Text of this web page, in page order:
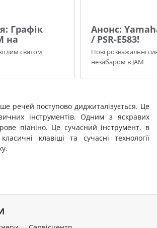
Графік
на
2026!святом
Анонс:
/ PSR-E583!
Нові розважальні
незабаром в JAM
речей поступово диджиталізується. Це
інструментів. Одним з яскравих
піаніно. Це сучасний інструмент, в
клавіші та сучасні технології
музичних інструментів, а також
різноманітні ефекти на кшталт
цьому воно чудово підходить для